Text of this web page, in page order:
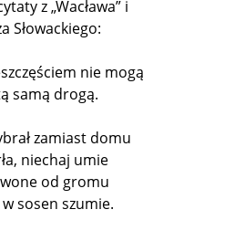
z „Wacława” i
Słowackiego:
nie mogą
samą drogą.
zamiast domu
niechaj umie
od gromu
sosen szumie.